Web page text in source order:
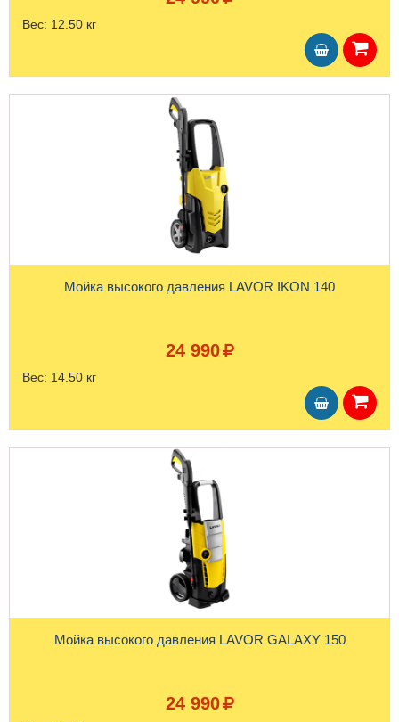
Вес: 12.50 кг
Мойка высокого давления LAVOR IKON 140
24 990
Вес: 14.50 кг
Мойка высокого давления LAVOR GALAXY 150
24 990